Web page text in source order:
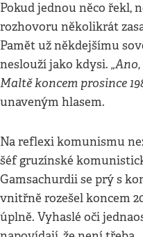
Pokud jednou něco řekl,
rozhovoru několikrát
Pamět už někdejšímu
neslouží jako kdysi.
Maltě koncem prosince
unaveným hlasem.
Na reflexi komunismu
šéf gruzínské
Gamsachurdii se prý s
vnitřně rozešel koncem
úplně. Vyhaslé oči